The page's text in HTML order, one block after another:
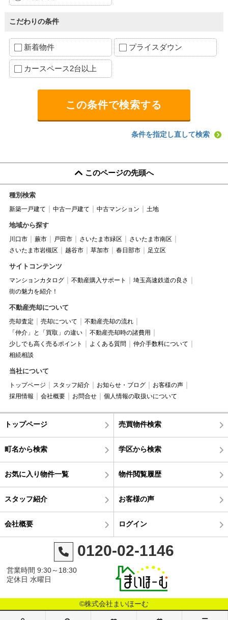
こだわりの条件
新着物件 プライスダウン
カースペース2台以上
条件を指定し直して検索
このページの先頭へ
種別検索
新築一戸建て 中古一戸建て 中古マンション 土地
地域から探す
川口市 蕨市 戸田市 さいたま市緑区
さいたま市南区
さいたま市岩槻区
越谷市 草加市 春日部市 足立区
サイトコンテンツ
マンションカタログ 不動産購入サポート
埼玉高速鉄道の良さ
街の魅力を紹介！
不動産売却について
売却査定 売却について
不動産売却の流れ
「仲介」と「買取」の違い
不動産売却時の諸費用
少しでも高く売るポイント
よくある質問
仲介手数料について
相続相談
当社について
トップページ スタッフ紹介 お知らせ・ブログ
お客様の声
採用情報
会社概要 お問合せ 個人情報の取扱いについて
トップページ 売買物件検索
町名から検索 学区から検索
お気に入り物件一覧 物件閲覧履歴
スタッフ紹介 お客様の声
会社概要 ログイン
0120-02-1146
営業時間 9:30～18:30
定休日 水曜日
©株式会社まいほーむ